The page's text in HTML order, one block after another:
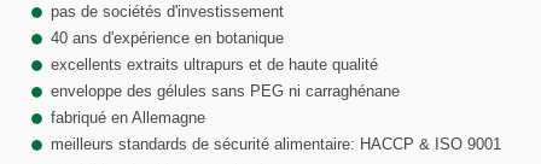
pas de sociétés d'investissement
40 ans d'expérience en botanique
excellents extraits ultrapurs et de haute qualité
enveloppe des gélules sans PEG ni carraghénane
fabriqué en Allemagne
meilleurs standards de sécurité alimentaire: HACCP & ISO 9001